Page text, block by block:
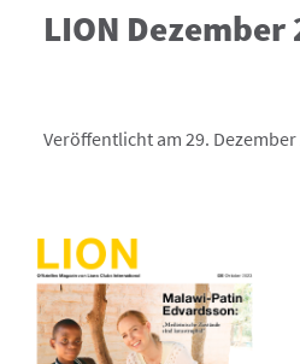
LION Dezember
Veröffentlicht am 29. Dezember